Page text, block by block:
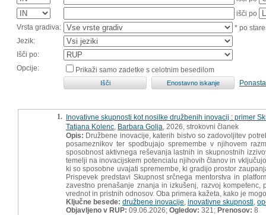
išči po
Vrsta gradiva:
* po
Jezik:
Išči po:
Opcije:
Prikaži samo zadetke s celotnim besedilom
1. Inovativne skupnosti kot nosilke družbenih inovacij : primer
Tatjana Kolenc Barbara Golja , 2026, strokovni članek
Opis: Družbene inovacije, katerih bistvo so zadovoljitev
posameznikov ter spodbujajo spremembe v njihovem
sposobnost aktivnega reševanja lastnih in skupnostnih
temelji na inovacijskem potencialu njihovih članov in
ki so sposobne uvajati spremembe, ki gradijo prostor
Prispevek predstavi Skupnost srčnega mentorstva in
zavestno prenašanje znanja in izkušenj, razvoj
vrednot in pristnih odnosov. Oba primera kažeta, kako je
Ključne besede: družbene inovacije inovativne skupnosti
Objavljeno v RUP: 09.06.2026; Ogledov: 321; Prenosov: 8